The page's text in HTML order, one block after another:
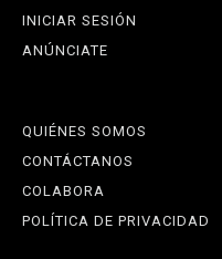
INICIAR SESIÓN
ANÚNCIATE
QUIÉNES SOMOS
CONTÁCTANOS
COLABORA
POLÍTICA DE PRIVACIDAD